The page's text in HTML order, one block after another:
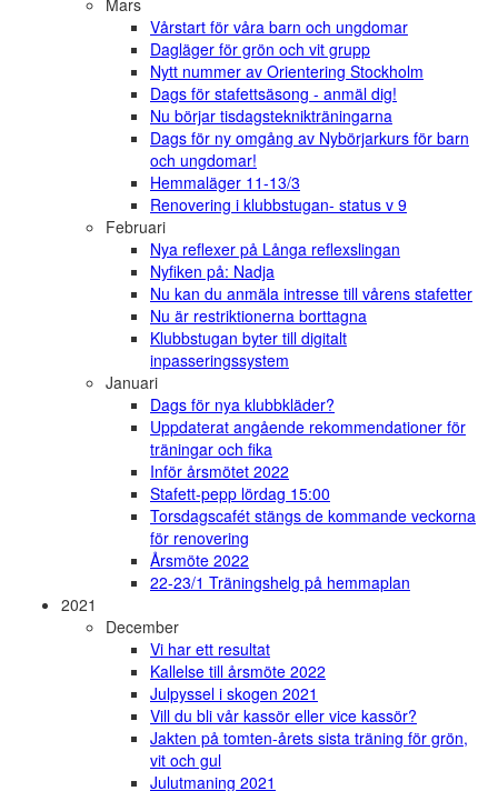
Mars
Vårstart för våra barn och ungdomar
Dagläger för grön och vit grupp
Nytt nummer av Orientering Stockholm
Dags för stafettsäsong - anmäl dig!
Nu börjar tisdagsteknikträningarna
Dags för ny omgång av Nybörjarkurs för barn
och ungdomar!
Hemmaläger 11-13/3
Renovering i klubbstugan- status v 9
Februari
Nya reflexer på Långa reflexslingan
Nyfiken på: Nadja
Nu kan du anmäla intresse till vårens stafetter
Nu är restriktionerna borttagna
Klubbstugan byter till digitalt
inpasseringssystem
Januari
Dags för nya klubbkläder?
Uppdaterat angående rekommendationer för
träningar och fika
Inför årsmötet 2022
Stafett-pepp lördag 15:00
Torsdagscafét stängs de kommande veckorna
för renovering
Årsmöte 2022
22-23/1 Träningshelg på hemmaplan
2021
December
Vi har ett resultat
Kallelse till årsmöte 2022
Julpyssel i skogen 2021
Vill du bli vår kassör eller vice kassör?
Jakten på tomten-årets sista träning för grön,
vit och gul
Julutmaning 2021